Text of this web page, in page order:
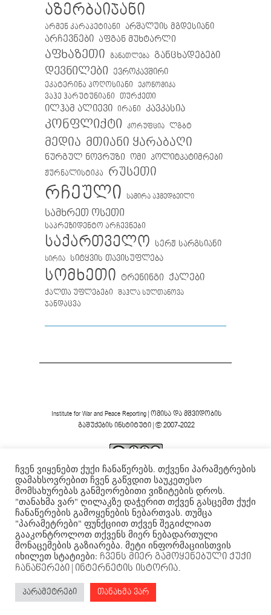
აზერბაიჯანი
არმენ კარაპეტიანი არშალუის მგდესიანი
არჩევნები აფგან მუხტარლი
აფხაზეთი განათლება განცხადებები
დევნილები
ევროკავშირი
ეკატერინა პოღოსიანი
ეკონომიკა
ვაჰე ჰარუტუნიანი თურქეთი
ილჰამ ალიევი ირანი კავკასია
კონფლიქტი კორუფცია ლგბტ
მედია მთიანი ყარაბაღი
ნურგულ ნოვრუზი ომი პოლიტპატიმრები
ჟურნალისტიკა
რუსეთი
რჩეული სამირა აჰმედბეილი
სამხრეთ ოსეთი
საპრეზიდენტო არჩევნები
საქართველო სერჟ სარგსიანი
სირია სიტყვის თავისუფლება
სომხეთი ტრენინგი ქალები
ქალთა უფლებები შაჰლა სულთანოვა
ჯანდაცვა
Institute for War and Peace Reporting| ომისა და მშვიდობის
გაშუქების ინსტიტუტი| © 2007-2022
ვებგვერდის ფორმა და შინაარსი დაცულიაCreative
Commons-ის არაკომერციული 4.0 საერთაშორისო
ლიცენზიის ფარგლებში.
ჩვენ ვიყენებთ ქუქი ჩანაწერებს. თქვენი პარამეტრების
დამახსოვრებით ჩვენ გაწვდით საუკეთესო
მომსახურებას განმეორებითი ვიზიტების დროს.
"თანახმა ვარ" ღილაკზე დაჭერით თქვენ გასცემთ ქუქი
ჩანაწერების გამოყენების ნებართვას. თუმცა
"პარამეტრები" ფუნქციით თქვენ შეგიძლიათ
გააკონტროლოთ თქვენს მიერ ნებადართული
მონაცემების გაზიარება. მეტი ინფორმაციისთვის
იხილეთ სტატიები: ჩვენს მიერ გამოყენებული ქუქი
ჩანაწერები | ინტერნეტის ისტორია.
პარამეტრები თანახმა ვარ